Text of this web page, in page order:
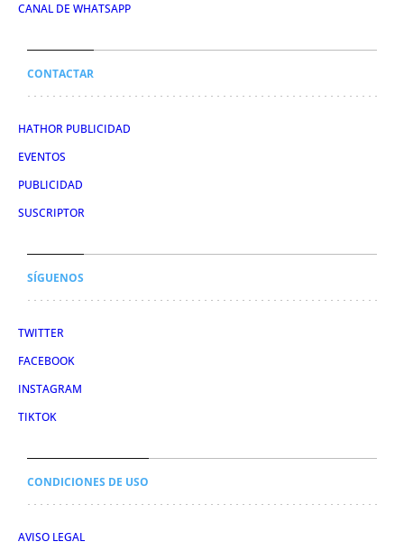
CANAL DE WHATSAPP
CONTACTAR
HATHOR PUBLICIDAD
EVENTOS
PUBLICIDAD
SUSCRIPTOR
SÍGUENOS
TWITTER
FACEBOOK
INSTAGRAM
TIKTOK
CONDICIONES DE USO
AVISO LEGAL